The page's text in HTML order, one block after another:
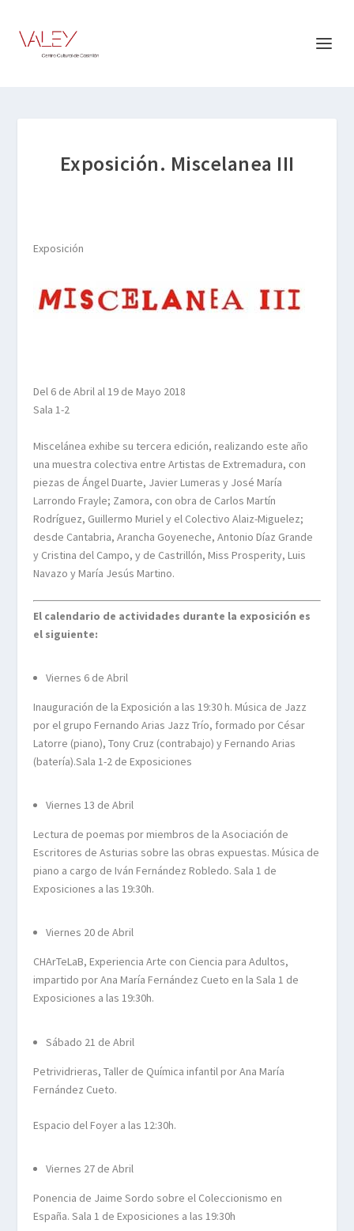
Exposición. Miscelanea III
Exposición
Del 6 de Abril al 19 de Mayo 2018
Sala 1-2
Miscelánea exhibe su tercera edición, realizando este año
una muestra colectiva entre Artistas de Extremadura, con
piezas de Ángel Duarte, Javier Lumeras y José María
Larrondo Frayle; Zamora, con obra de Carlos Martín
Rodríguez, Guillermo Muriel y el Colectivo Alaiz-Miguelez;
desde Cantabria, Arancha Goyeneche, Antonio Díaz Grande
y Cristina del Campo, y de Castrillón, Miss Prosperity, Luis
Navazo y María Jesús Martino.
El calendario de actividades durante la exposición es
el siguiente:
Viernes 6 de Abril
Inauguración de la Exposición a las 19:30 h. Música de Jazz
por el grupo Fernando Arias Jazz Trío, formado por César
Latorre (piano), Tony Cruz (contrabajo) y Fernando Arias
(batería).Sala 1-2 de Exposiciones
Viernes 13 de Abril
Lectura de poemas por miembros de la Asociación de
Escritores de Asturias sobre las obras expuestas. Música de
piano a cargo de Iván Fernández Robledo. Sala 1 de
Exposiciones a las 19:30h.
Viernes 20 de Abril
CHArTeLaB, Experiencia Arte con Ciencia para Adultos,
impartido por Ana María Fernández Cueto en la Sala 1 de
Exposiciones a las 19:30h.
Sábado 21 de Abril
Petrividrieras, Taller de Química infantil por Ana María
Fernández Cueto.
Espacio del Foyer a las 12:30h.
Viernes 27 de Abril
Ponencia de Jaime Sordo sobre el Coleccionismo en
España. Sala 1 de Exposiciones a las 19:30h